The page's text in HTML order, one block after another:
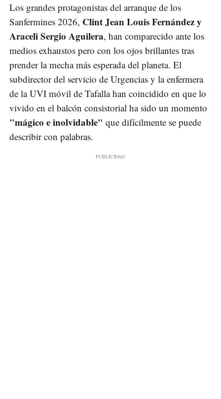
Los grandes protagonistas del arranque de los
Sanfermines 2026, Clint Jean Louis Fernández y
Araceli Sergio Aguilera, han comparecido ante los
medios exhaustos pero con los ojos brillantes tras
prender la mecha más esperada del planeta. El
subdirector del servicio de Urgencias y la enfermera
de la UVI móvil de Tafalla han coincidido en que lo
vivido en el balcón consistorial ha sido un momento
"mágico e inolvidable" que difícilmente se puede
describir con palabras.